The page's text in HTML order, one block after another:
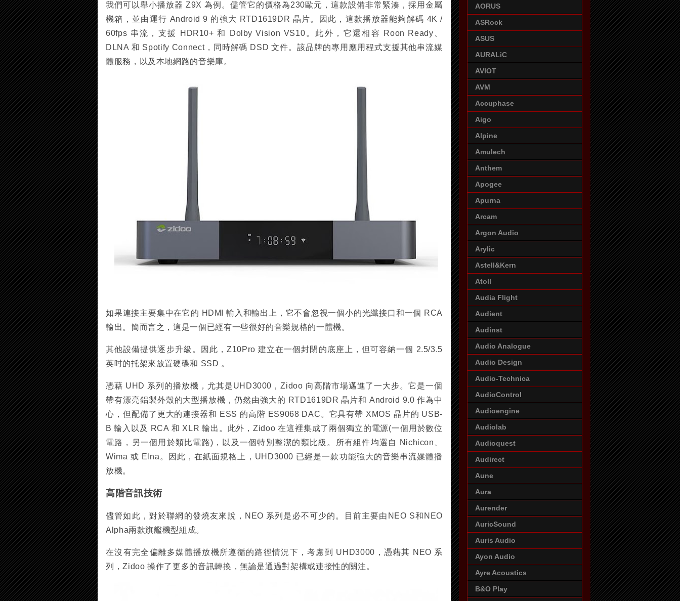
我們可以舉小播放器 Z9X 為例。儘管它的價格為230歐元，這款設備非常緊湊，採用金屬
機箱，並由運行 Android 9 的強大 RTD1619DR 晶片。因此，這款播放器能夠解碼 4K /
60fps 串流，支援 HDR10+ 和 Dolby Vision VS10。此外，它還相容 Roon Ready、
DLNA 和 Spotify Connect，同時解碼 DSD 文件。該品牌的專用應用程式支援其他串流媒
體服務，以及本地網路的音樂庫。
如果連接主要集中在它的 HDMI 輸入和輸出上，它不會忽視一個小的光纖接口和一個 RCA
輸出。簡而言之，這是一個已經有一些很好的音樂規格的一體機。
其他設備提供逐步升級。因此，Z10Pro 建立在一個封閉的底座上，但可容納一個 2.5/3.5
英吋的托架來放置硬碟和 SSD 。
憑藉 UHD 系列的播放機，尤其是UHD3000，Zidoo 向高階市場邁進了一大步。它是一個
帶有漂亮鋁製外殼的大型播放機，仍然由強大的 RTD1619DR 晶片和 Android 9.0 作為中
心，但配備了更大的連接器和 ESS 的高階 ES9068 DAC。它具有帶 XMOS 晶片的 USB-
B 輸入以及 RCA 和 XLR 輸出。此外，Zidoo 在這裡集成了兩個獨立的電源(一個用於數位
電路，另一個用於類比電路)，以及一個特別整潔的類比級。所有組件均選自 Nichicon、
Wima 或 Elna。因此，在紙面規格上，UHD3000 已經是一款功能強大的音樂串流媒體播
放機。
高階音訊技術
儘管如此，對於聯網的發燒友來說，NEO 系列是必不可少的。目前主要由NEO S和NEO
Alpha兩款旗艦機型組成。
在沒有完全偏離多媒體播放機所遵循的路徑情況下，考慮到 UHD3000，憑藉其 NEO 系
列，Zidoo 操作了更多的音訊轉換，無論是通過對架構或連接性的關注。
AORUS
ASRock
ASUS
AURALiC
AVIOT
AVM
Accuphase
Aigo
Alpine
Amulech
Anthem
Apogee
Apurna
Arcam
Argon Audio
Arylic
Astell&Kern
Atoll
Audia Flight
Audient
Audinst
Audio Analogue
Audio Design
Audio-Technica
AudioControl
Audioengine
Audiolab
Audioquest
Audirect
Aune
Aura
Aurender
AuricSound
Auris Audio
Ayon Audio
Ayre Acoustics
B&O Play